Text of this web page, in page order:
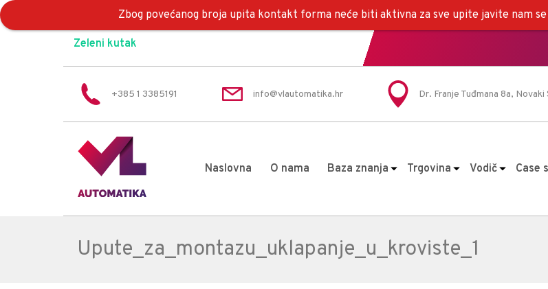
Zeleni kutak
+385 1 3385191 info@vlautomatika.hr Dr. Franje Tuđmana 8a,
Naslovna O nama Baza znanja Trgovina Vodič Case
Upute_za_montazu_uklapanje_u_kroviste_1
Zbog povećanog broja upita kontakt forma neće biti aktivna za sve upite javite nam